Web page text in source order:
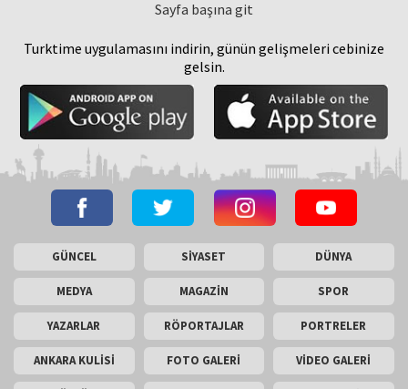
Sayfa başına git
Turktime uygulamasını indirin, günün gelişmeleri cebinize
gelsin.
GÜNCEL SİYASET DÜNYA
MEDYA MAGAZİN SPOR
YAZARLAR RÖPORTAJLAR PORTRELER
ANKARA KULİSİ FOTO GALERİ VİDEO GALERİ